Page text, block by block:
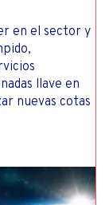
en el sector y
llave en
nuevas cotas